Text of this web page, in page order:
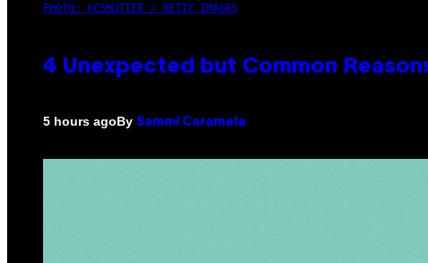
PHOTO: GCSHUTTER / GETTY IMAGES
4 Unexpected but Common
5 hours agoBy Sammi Caramela